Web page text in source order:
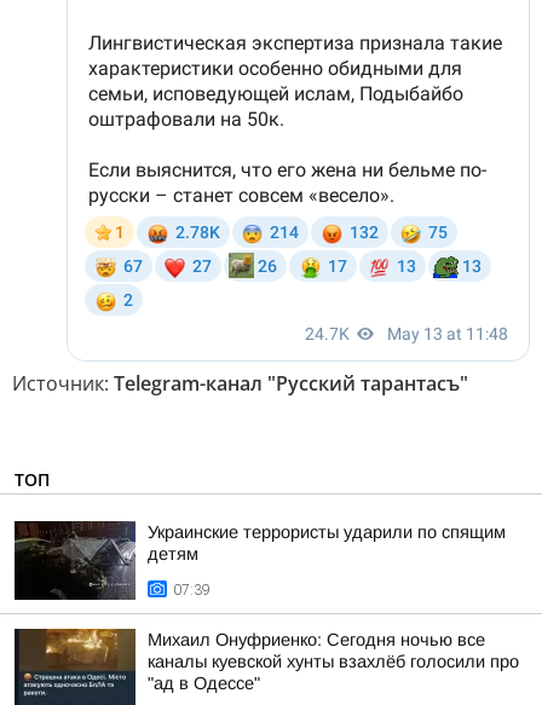
Источник: Telegram-канал "Русский тарантасъ"
ТОП
Украинские террористы ударили по спящим
детям
07:39
Михаил Онуфриенко: Сегодня ночью все
каналы куевской хунты взахлёб голосили про
"ад в Одессе"